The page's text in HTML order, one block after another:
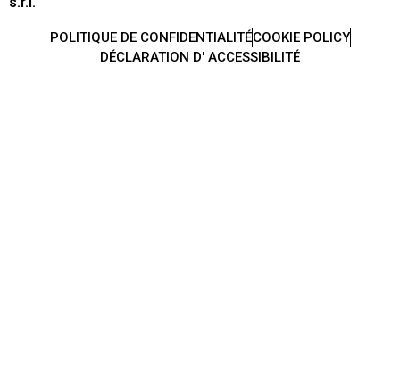
POLITIQUE DE CONFIDENTIALITÉCOOKIE POLICY
DÉCLARATION D' ACCESSIBILITÉ